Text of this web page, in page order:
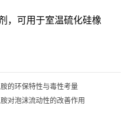
，可用于室温硫化硅橡
的环保特性与毒性考量
对泡沫流动性的改善作用